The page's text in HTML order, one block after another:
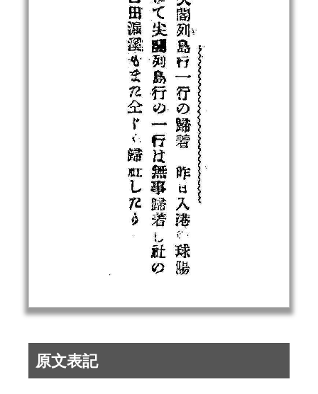
原文表記